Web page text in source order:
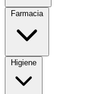
Farmacia
Higiene